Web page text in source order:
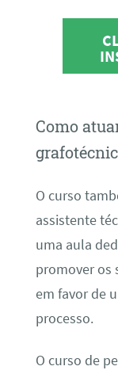
Como
O curso
assistente
uma aula
promover os
em favor de
processo.
O curso de